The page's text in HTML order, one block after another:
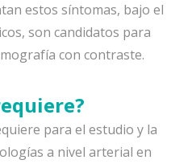
estos síntomas, bajo el
son candidatos para
con contraste.
para el estudio y la
a nivel arterial en